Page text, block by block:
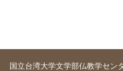
国立台湾大学文学部仏教学セン